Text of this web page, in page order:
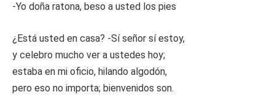
-Yo doña ratona, beso a usted los pies
¿Está usted en casa? -Sí señor sí estoy,
y celebro mucho ver a ustedes hoy;
estaba en mi oficio, hilando algodón,
pero eso no importa; bienvenidos son.